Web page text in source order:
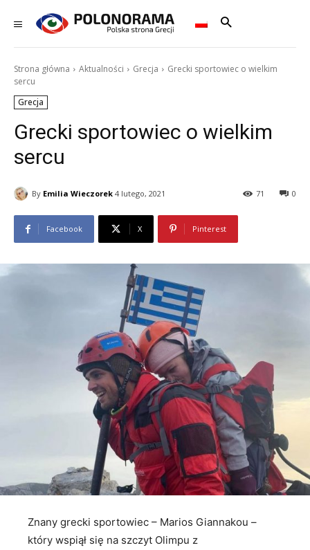
Strona główna Aktualności Grecja
Grecki sportowiec o wielkim
sercu
Grecja
Grecki sportowiec o wielkim
sercu
By Emilia Wieczorek 4 lutego, 2021 0
71
Facebook X Pinterest
Znany grecki sportowiec – Marios Giannakou –
który wspiął się na szczyt Olimpu z